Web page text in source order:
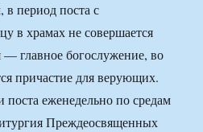
период поста с
в храмах не совершается
— главное богослужение, во
причастие для верующих.
еженедельно по средам
Преждеосвященных